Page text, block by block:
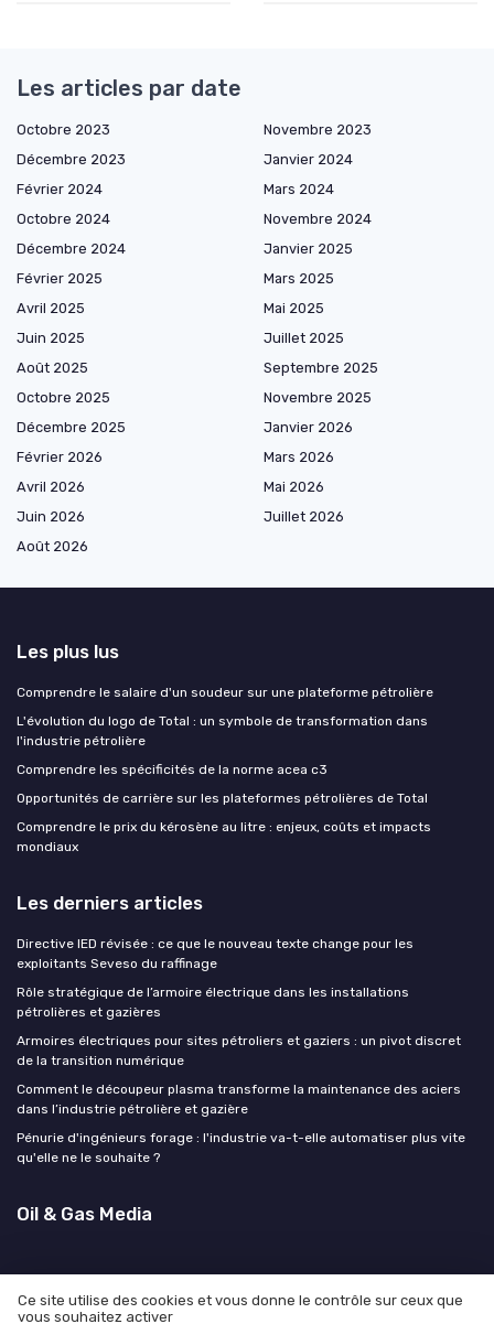
Les articles par date
Octobre 2023
Novembre 2023
Décembre 2023
Janvier 2024
Février 2024
Mars 2024
Octobre 2024
Novembre 2024
Décembre 2024
Janvier 2025
Février 2025
Mars 2025
Avril 2025
Mai 2025
Juin 2025
Juillet 2025
Août 2025
Septembre 2025
Octobre 2025
Novembre 2025
Décembre 2025
Janvier 2026
Février 2026
Mars 2026
Avril 2026
Mai 2026
Juin 2026
Juillet 2026
Août 2026
Les plus lus
Comprendre le salaire d'un soudeur sur une plateforme pétrolière
L'évolution du logo de Total : un symbole de transformation dans
l'industrie pétrolière
Comprendre les spécificités de la norme acea c3
Opportunités de carrière sur les plateformes pétrolières de Total
Comprendre le prix du kérosène au litre : enjeux, coûts et impacts
mondiaux
Les derniers articles
Directive IED révisée : ce que le nouveau texte change pour les
exploitants Seveso du raffinage
Rôle stratégique de l’armoire électrique dans les installations
pétrolières et gazières
Armoires électriques pour sites pétroliers et gaziers : un pivot discret
de la transition numérique
Comment le découpeur plasma transforme la maintenance des aciers
dans l’industrie pétrolière et gazière
Pénurie d'ingénieurs forage : l'industrie va-t-elle automatiser plus vite
qu'elle ne le souhaite ?
Oil & Gas Media
Ce site utilise des cookies et vous donne le contrôle sur ceux que
vous souhaitez activer